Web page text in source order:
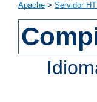
Apache > Servidor